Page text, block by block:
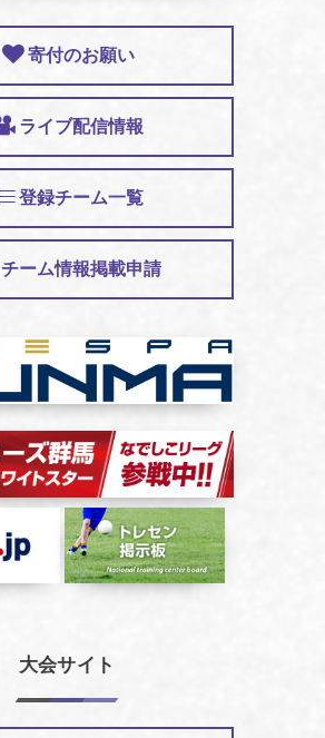
寄付のお願い
ライブ配信情報
登録チーム一覧
チーム情報掲載申請
大会サイト